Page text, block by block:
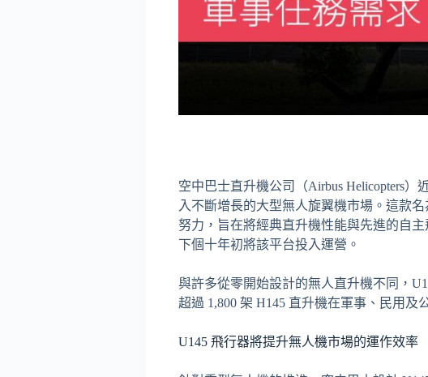
空中巴士直升機公司（Airbus Helicopters
入不斷增長的大型無人旋翼機市場。這款
努力，旨在將經典直升機性能與先進的自
下個十年初將該平台投入運營。
與許多從零開始設計的無人直升機不同，
超過 1,800 架 H145 直升機在軍事、民用及
U145 飛行器將提升無人機市場的運作效率